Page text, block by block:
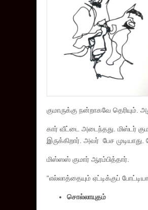
குமாருக்கு நன்றாகவே
கார் வீட்டை அடைந்தது. மிஸ்டர்
இருக்கிறார். அவர் பேச முடியாது.
மிஸ்ஸஸ் குமார் ஆரம்பித்தார்.
“எல்லாத்தையும் ஏட்டிக்குப்
சொல்லாயுதம்